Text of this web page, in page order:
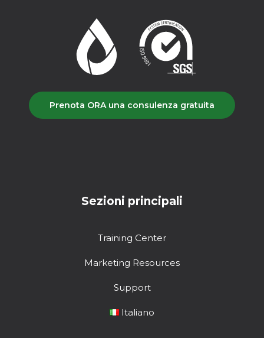
Prenota ORA una consulenza gratuita
Sezioni principali
Training Center
Marketing Resources
Support
Italiano